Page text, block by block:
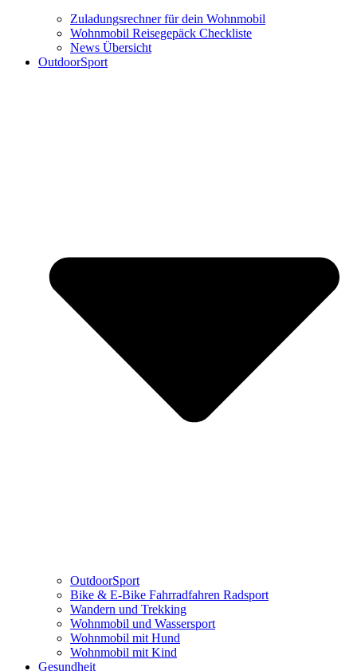
Zuladungsrechner für dein Wohnmobil
Wohnmobil Reisegepäck Checkliste
News Übersicht
OutdoorSport
OutdoorSport
Bike & E-Bike Fahrradfahren Radsport
Wandern und Trekking
Wohnmobil und Wassersport
Wohnmobil mit Hund
Wohnmobil mit Kind
Gesundheit